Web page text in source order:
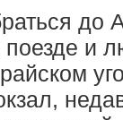
до
поезде